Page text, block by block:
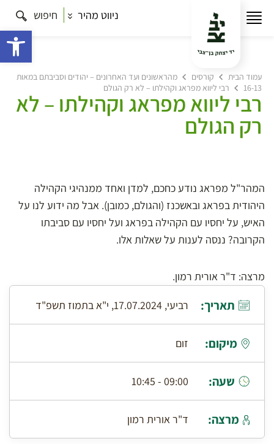
ניווט מהיר חיפוש
עמוד הבית קורסים
מהראשונים ועד האחרונים – יהודים וסביבתם במאות
16-13
רבי ליווא מפראג וקהילתו – לא רק הגולם
רבי ליווא מפראג וקהילתו – לא
רק הגולם
המהר"ל מפראג נודע כחכם, למדן ואחד ממנהיגי הקהילה
היהודית בפראג ובאשכנז (והגולם, כמובן). אבל מה ידוע לנו על
האיש, על יחסיו עם הקהילה בפראג ועל יחסיו עם סביבתו
הקרובה? ננסה לענות על שאלות אלו.
מרצה: ד"ר אורית רמון.
תאריך: רביעי, 17.07.2024, י"א בתמוז תשפ"ד
מיקום: זום
שעה: 09:00 - 10:45
מרצה: ד"ר אורית רמון